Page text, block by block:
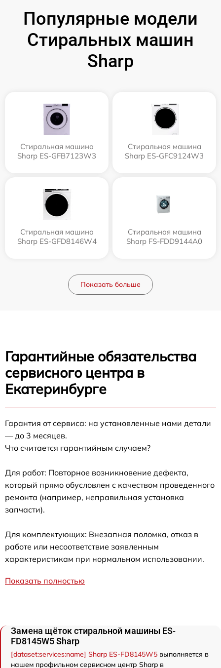
Популярные модели
Стиральных машин
Sharp
Стиральная машина
Sharp ES-GFB7123W3
Стиральная машина
Sharp ES-GFC9124W3
Стиральная машина
Sharp ES-GFD8146W4
Стиральная машина
Sharp FS-FDD9144A0
Показать больше
Гарантийные обязательства
сервисного центра в
Екатеринбурге
Гарантия от сервиса: на установленные нами детали
— до 3 месяцев.
Что считается гарантийным случаем?
Для работ: Повторное возникновение дефекта,
который прямо обусловлен с качеством проведенного
ремонта (например, неправильная установка
запчасти).
Для комплектующих: Внезапная поломка, отказ в
работе или несоответствие заявленным
характеристикам при нормальном использовании.
Показать полностью
Замена щёток стиральной машины ES-
FD8145W5 Sharp
[dataset:services:name] Sharp ES-FD8145W5 выполняется в
нашем профильном сервисном центр Sharp в